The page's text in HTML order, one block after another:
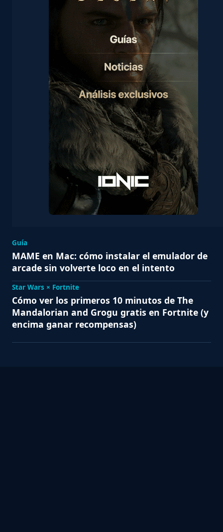
Guía
MAME en Mac: cómo instalar el emulador de
arcade sin volverte loco en el intento
Star Wars × Fortnite
Cómo ver los primeros 10 minutos de The
Mandalorian and Grogu gratis en Fortnite (y
encima ganar recompensas)